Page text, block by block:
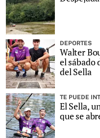
DEPORTES
Walter
el sábado
del Sella
TE PUEDE
El Sella,
que se